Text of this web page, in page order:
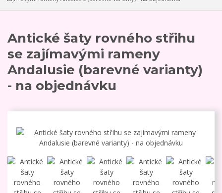
Antické šaty rovného střihu
se zajímavými rameny
Andalusie (barevné varianty)
- na objednávku